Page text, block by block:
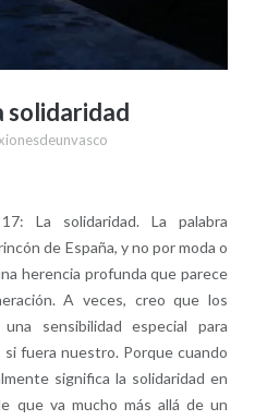
solidaridad
La solidaridad. La palabra
de España, y no por moda o
herencia profunda que parece
A veces, creo que los
sensibilidad especial para
fuera nuestro. Porque cuando
significa la solidaridad en
que va mucho más allá de un